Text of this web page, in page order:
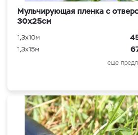
Мульчирующая пленка с
30х25см
1,3x10м
1,3x15м
еще